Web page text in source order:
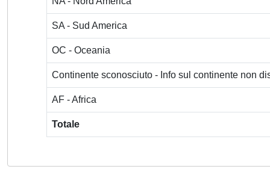
SA - Sud America
OC - Oceania
Continente sconosciuto - Info sul continente non
AF - Africa
Totale